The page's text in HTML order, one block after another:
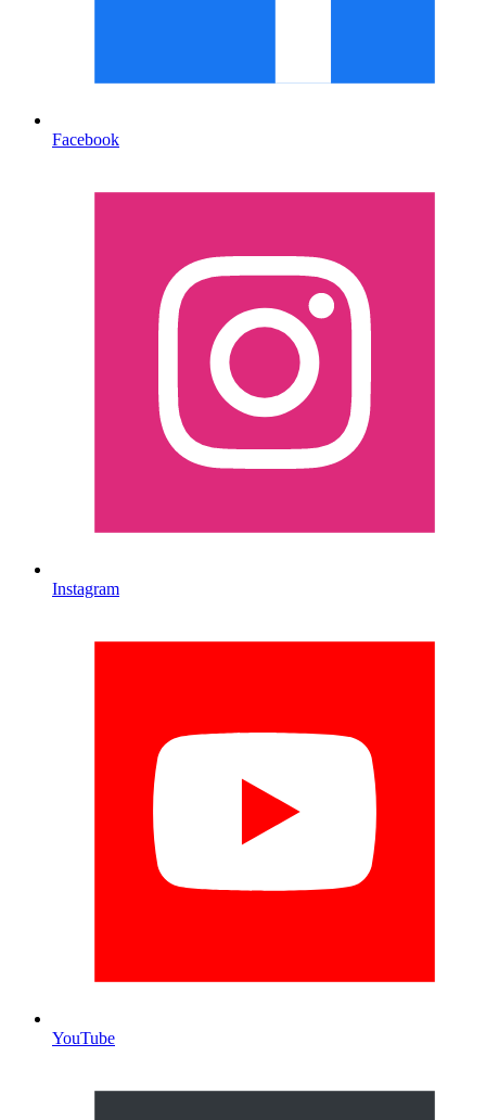
Facebook
Instagram
YouTube